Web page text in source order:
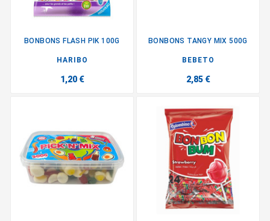
BONBONS FLASH PIK 100G
HARIBO
1,20 €
BONBONS TANGY MIX 500G
BEBETO
2,85 €